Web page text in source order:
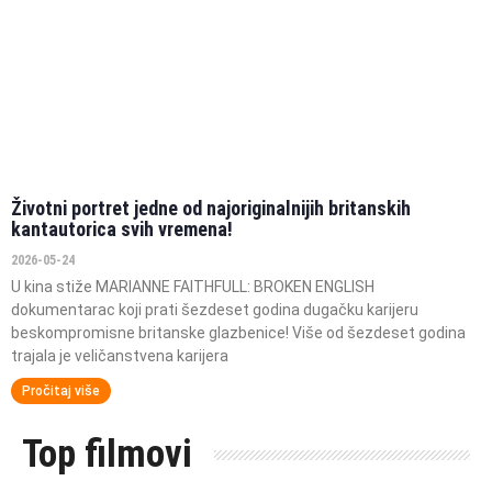
Životni portret jedne od najoriginalnijih britanskih
kantautorica svih vremena!
2026-05-24
U kina stiže MARIANNE FAITHFULL: BROKEN ENGLISH
dokumentarac koji prati šezdeset godina dugačku karijeru
beskompromisne britanske glazbenice! Više od šezdeset godina
trajala je veličanstvena karijera
Pročitaj više
Top filmovi